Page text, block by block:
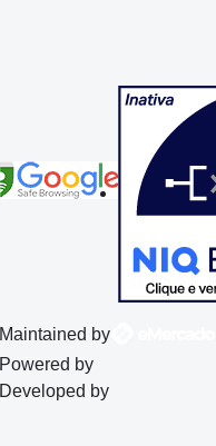
Maintained by
Powered by
Developed by